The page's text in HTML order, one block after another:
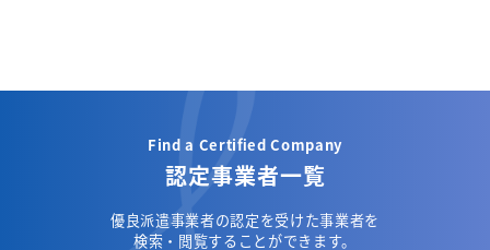
Find a Certified Company
認定事業者一覧
優良派遣事業者の認定を受けた事業者を
検索・閲覧することができます。